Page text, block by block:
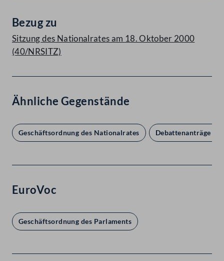
Bezug zu
Sitzung des Nationalrates am 18. Oktober 2000
(40/NRSITZ)
Ähnliche Gegenstände
Geschäftsordnung des Nationalrates Debattenanträge
EuroVoc
Geschäftsordnung des Parlaments